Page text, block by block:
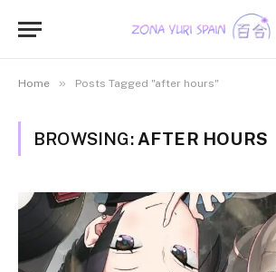
Home » Posts Tagged "after hours"
BROWSING: AFTER HOURS